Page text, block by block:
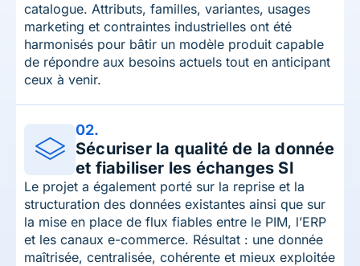
catalogue. Attributs, familles, variantes, usages
marketing et contraintes industrielles ont été
harmonisés pour bâtir un modèle produit capable
de répondre aux besoins actuels tout en anticipant
ceux à venir.
02.
Sécuriser la qualité de la donnée
et fiabiliser les échanges SI
Le projet a également porté sur la reprise et la
structuration des données existantes ainsi que sur
la mise en place de flux fiables entre le PIM, l’ERP
et les canaux e-commerce. Résultat : une donnée
maîtrisée, centralisée, cohérente et mieux exploitée